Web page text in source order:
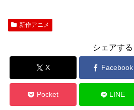
新作アニメ
シェアする
X Facebook
Pocket LINE